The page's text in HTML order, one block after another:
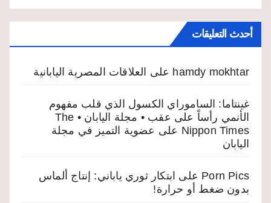
أحدث التعليقات
hamdy mokhtar على العلاقات المصرية اليابانية
غينتاما: الساموراي الكسول الذي قلب مفهوم
الأنمي رأساً على عقب • مجلة اليابان • The
Nippon Times على عضوية التميز في مجلة
اليابان
Porn Pics على ابتكار ثوري ياباني: إنتاج ألماس
بدون ضغط أو حرارة!